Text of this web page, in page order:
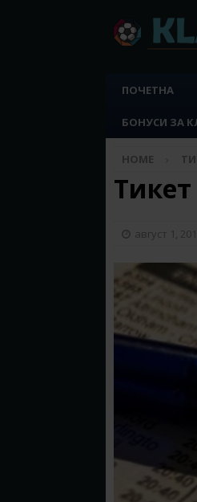
ПОЧЕТНА
БОНУСИ ЗА
HOME
Тикет
август 1,